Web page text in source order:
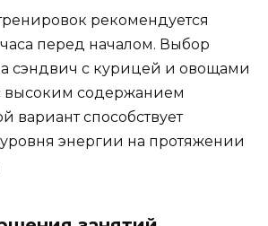
рекомендуется
перед началом. Выбор
сэндвич с курицей и овощами
высоким содержанием
вариант способствует
энергии на протяжении